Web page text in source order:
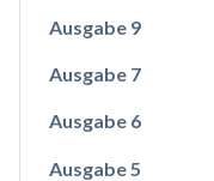
Ausgabe 9
Ausgabe 7
Ausgabe 6
Ausgabe 5